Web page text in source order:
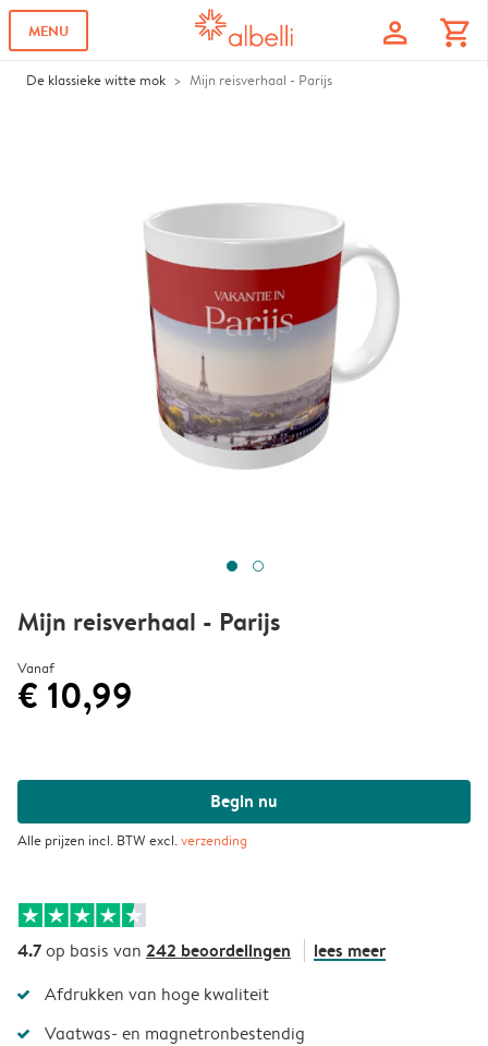
MENU profile shopping_cart
De klassieke witte mok Mijn reisverhaal - Parijs
Mijn reisverhaal - Parijs
Vanaf
€ 10,99
Begin nu
Alle prijzen incl. BTW excl.verzending
4.7op basis van 242 beoordelingen lees meer
Afdrukken van hoge kwaliteit
Vaatwas- en magnetronbestendig